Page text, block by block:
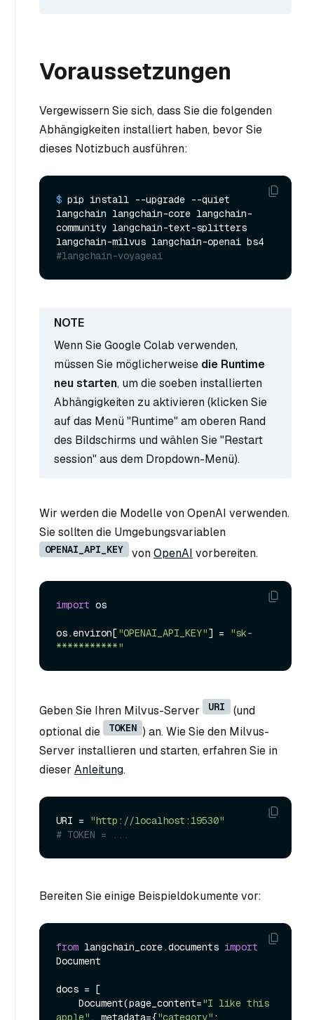
Voraussetzungen
Vergewissern Sie sich, dass Sie die folgenden
Abhängigkeiten installiert haben, bevor Sie
dieses Notizbuch ausführen:
$ pip install --upgrade --quiet
langchain langchain-core langchain-
community langchain-text-splitters
#langchain-voyageai
Wenn Sie Google Colab verwenden,
müssen Sie möglicherweise die Runtime
neu starten, um die soeben installierten
Abhängigkeiten zu aktivieren (klicken Sie
auf das Menü "Runtime" am oberen Rand
des Bildschirms und wählen Sie "Restart
session" aus dem Dropdown-Menü).
Wir werden die Modelle von OpenAI verwenden.
Sie sollten die Umgebungsvariablen
OPENAI_API_KEY vonOpenAI vorbereiten.
import os
os.environ["OPENAI_API_KEY"] =
"sk-
***********"
Geben Sie Ihren Milvus-Server URI
(und
optional die
TOKEN ) an. Wie Sie den Milvus-
Server installieren und starten, erfahren Sie in
dieser Anleitung.
URI =
"http://localhost:19530"
# TOKEN = ...
Bereiten Sie einige Beispieldokumente vor:
from langchain_core.documents import
Document
docs = [
    Document(page_content=
"I like this